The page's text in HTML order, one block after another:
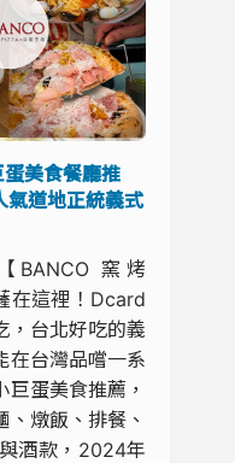
蛋美食餐廳推
氣道地正統義式
窯烤
在這裡！Dcard
，台北好吃的義
在台灣品嚐一系
蛋美食推薦，
燉飯、排餐、
酒款，2024年